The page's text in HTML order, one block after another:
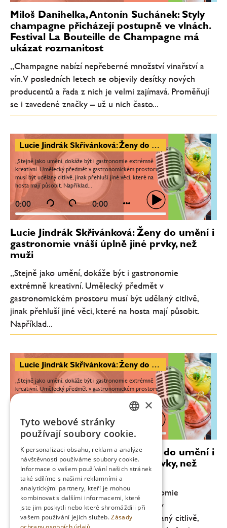
Miloš Danihelka, Antonín Suchánek: Styly
champagne přicházejí postupně ve vlnách.
Festival La Bouteille de Champagne má
ukázat rozmanitost
„Champagne nabízí nepřeberné množství vinařství a
vín. V posledních letech se objevily desítky nových
producentů a řada z nich je velmi zajímavá. Proměňují
se i zavedené značky – už u nich často...
Lucie Jindrák Skřivánková: Ženy do umění i gastronomie vnáší úplně jiné prvky, než muži
„Stejně jako umění, dokáže být i gastronomie extrémně
kreativní. Umělecký předmět v gastronomickém prostoru
musí být udělaný citlivě, jinak přehluší jiné věci, které na
hosta mají působit. Například...
0:00 0:00
Lucie Jindrák Skřivánková: Ženy do umění i
gastronomie vnáší úplně jiné prvky, než
muži
„Stejně jako umění, dokáže být i gastronomie
extrémně kreativní. Umělecký předmět v
gastronomickém prostoru musí být udělaný citlivě,
jinak přehluší jiné věci, které na hosta mají působit.
Například...
Lucie Jindrák Skřivánková: Ženy do umění i gastronomie vnáší úplně jiné prvky, než muži
„Stejně jako umění, dokáže být i gastronomie extrémně
kreativní. Umělecký předmět v gastronomickém prostoru
musí být udělaný citlivě, jinak přehluší jiné věci, které na
0:00 25:17
Lucie Jindrák Skřivánková: Ženy do umění i
gastronomie vnáší úplně jiné prvky, než
muži
„Stejně jako umění, dokáže být i gastronomie
extrémně kreativní. Umělecký předmět v
gastronomickém prostoru musí být udělaný citlivě,
ENGLISH
×
Tyto webové stránky
používají soubory cookie.
K personalizaci obsahu, reklam a analýze
návštěvnosti používáme soubory cookie.
Informace o vašem používání našich stránek
také sdílíme s našimi reklamními a
analytickými partnery, kteří je mohou
kombinovat s dalšími informacemi, které
jste jim poskytli nebo které shromáždili při
vašem používání jejich služeb.Zásady